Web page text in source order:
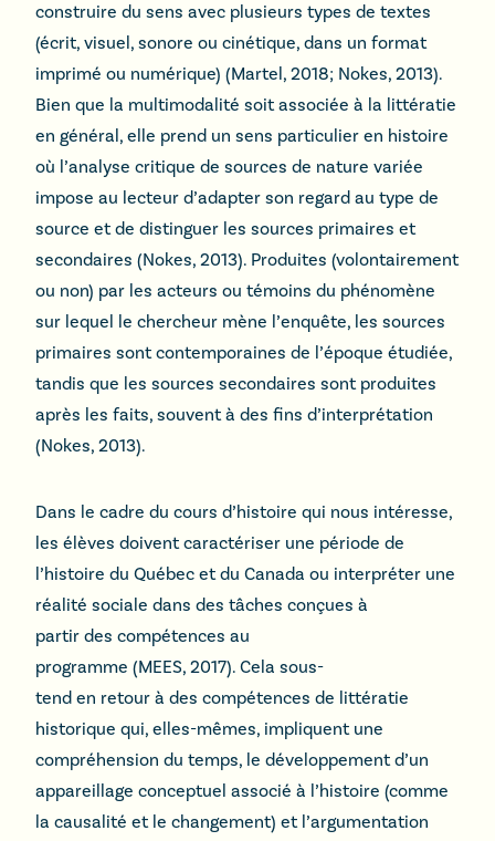
construire du sens avec plusieurs types de textes
(écrit, visuel, sonore ou cinétique, dans un format
imprimé ou numérique) (Martel, 2018; Nokes, 2013).
Bien que la multimodalité soit associée à la littératie
en général, elle prend un sens particulier en histoire
où l’analyse critique de sources de nature variée
impose au lecteur d’adapter son regard au type de
source et de distinguer les sources primaires et
secondaires (Nokes, 2013). Produites (volontairement
ou non) par les acteurs ou témoins du phénomène
sur lequel le chercheur mène l’enquête, les sources
primaires sont contemporaines de l’époque étudiée,
tandis que les sources secondaires sont produites
après les faits, souvent à des fins d’interprétation
(Nokes, 2013).
Dans le cadre du cours d’histoire qui nous intéresse,
les élèves doivent caractériser une période de
l’histoire du Québec et du Canada ou interpréter une
réalité sociale dans des tâches conçues à
partir des compétences au
programme (MEES, 2017). Cela sous-
tend en retour à des compétences de littératie
historique qui, elles-mêmes, impliquent une
compréhension du temps, le développement d’un
appareillage conceptuel associé à l’histoire (comme
la causalité et le changement) et l’argumentation